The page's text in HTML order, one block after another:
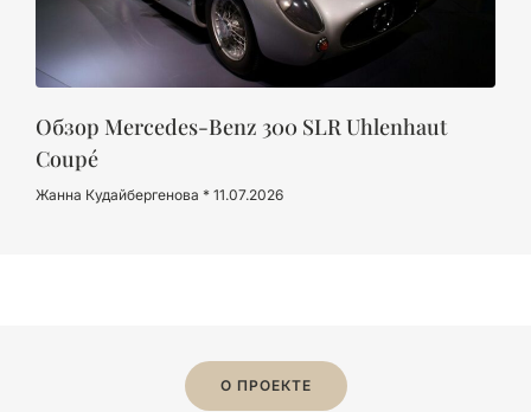
Обзор Mercedes-Benz 300 SLR Uhlenhaut
Coupé
Жанна Кудайбергенова 11.07.2026
О ПРОЕКТЕ